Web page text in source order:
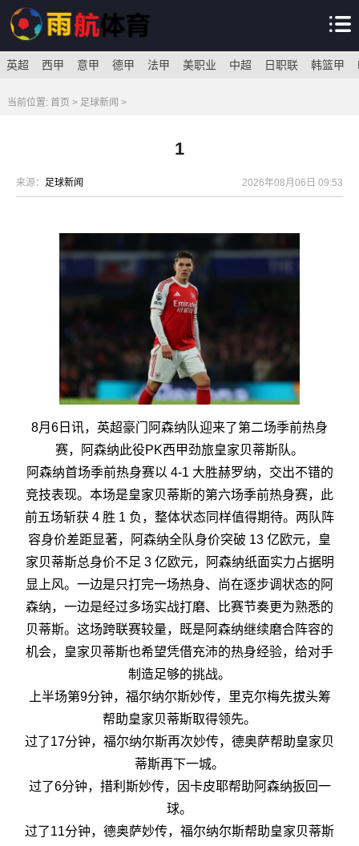
英超 西甲 意甲 德甲 法甲 美职业 中超 日职联 韩篮甲
当前位置: 首页 > 足球新闻 >
1
来源： 足球新闻 2026年08月06日 09:53
8月6日讯，英超豪门阿森纳队迎来了第二场季前热身
赛，阿森纳此役PK西甲劲旅皇家贝蒂斯队。
阿森纳首场季前热身赛以 4‑1 大胜赫罗纳，交出不错的
竞技表现。本场是皇家贝蒂斯的第六场季前热身赛，此
前五场斩获 4 胜 1 负，整体状态同样值得期待。两队阵
容身价差距显著，阿森纳全队身价突破 13 亿欧元，皇
家贝蒂斯总身价不足 3 亿欧元，阿森纳纸面实力占据明
显上风。一边是只打完一场热身、尚在逐步调状态的阿
森纳，一边是经过多场实战打磨、比赛节奏更为熟悉的
贝蒂斯。这场跨联赛较量，既是阿森纳继续磨合阵容的
机会，皇家贝蒂斯也希望凭借充沛的热身经验，给对手
制造足够的挑战。
上半场第9分钟，福尔纳尔斯妙传，里克尔梅先拔头筹
帮助皇家贝蒂斯取得领先。
过了17分钟，福尔纳尔斯再次妙传，德奥萨帮助皇家贝
蒂斯再下一城。
过了6分钟，措利斯妙传，因卡皮耶帮助阿森纳扳回一
球。
过了11分钟，德奥萨妙传，福尔纳尔斯帮助皇家贝蒂斯